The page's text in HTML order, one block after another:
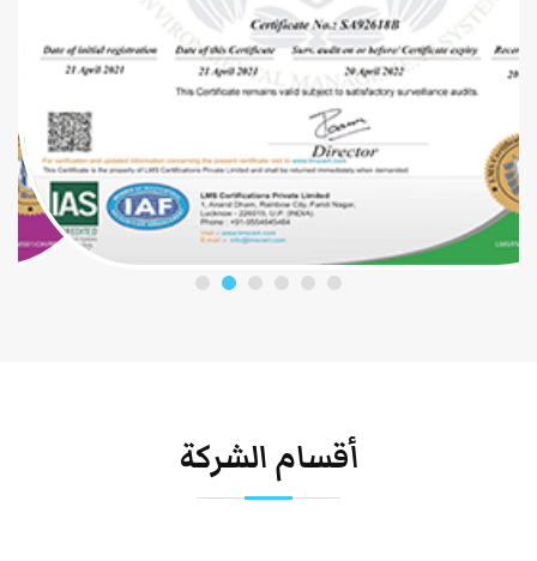
أقسام الشركة